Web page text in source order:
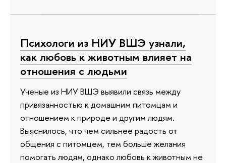
Психологи из НИУ ВШЭ узнали,
как любовь к животным влияет на
отношения с людьми
Ученые из НИУ ВШЭ выявили связь между
привязанностью к домашним питомцам и
отношением к природе и другим людям.
Выяснилось, что чем сильнее радость от
общения с питомцем, тем больше желания
помогать людям, однако любовь к животным не